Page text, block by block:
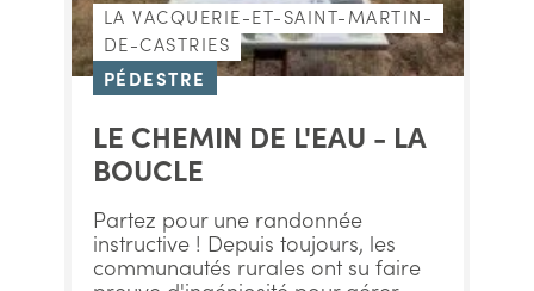
LA VACQUERIE-ET-SAINT-MARTIN-
DE-CASTRIES
PÉDESTRE
LE CHEMIN DE L'EAU - LA
BOUCLE
Partez pour une randonnée
instructive ! Depuis toujours, les
communautés rurales ont su faire